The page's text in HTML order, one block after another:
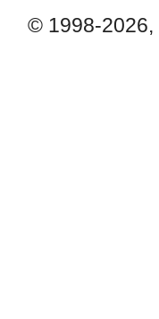
© 1998-2026,